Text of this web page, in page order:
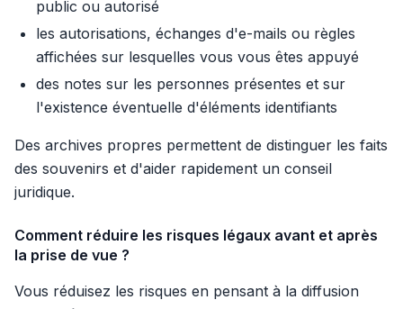
public ou autorisé
les autorisations, échanges d'e-mails ou règles
affichées sur lesquelles vous vous êtes appuyé
des notes sur les personnes présentes et sur
l'existence éventuelle d'éléments identifiants
Des archives propres permettent de distinguer les faits
des souvenirs et d'aider rapidement un conseil
juridique.
Comment réduire les risques légaux avant et après
la prise de vue ?
Vous réduisez les risques en pensant à la diffusion